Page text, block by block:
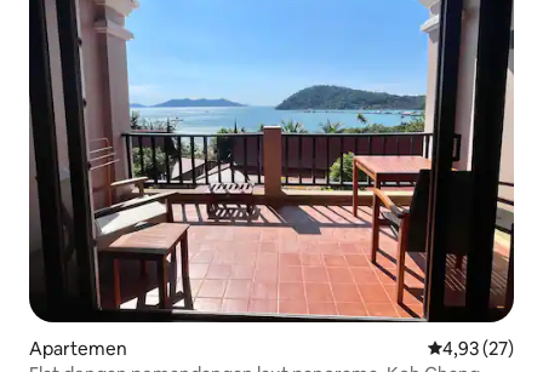
Apartemen Nilai rata-rata
4,93 (27)